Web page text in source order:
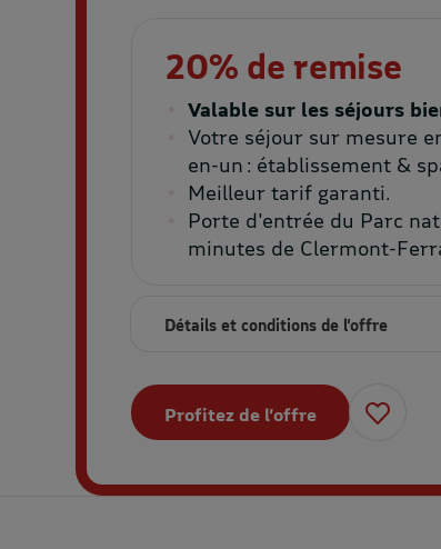
20% de remise
Valable sur les séjours
Votre séjour sur mesure
en-un : établissement &
Meilleur tarif garanti.
Porte d'entrée du Parc
minutes de Clermont-
Détails et conditions de l’offre
Profitez de l’offre